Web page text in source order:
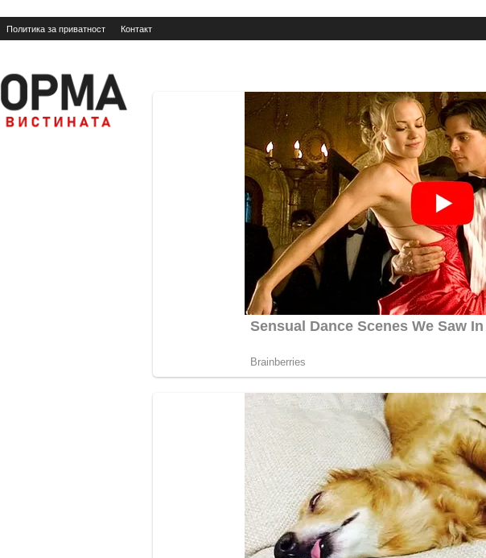
Политика за приватност Контакт
Informa.mk